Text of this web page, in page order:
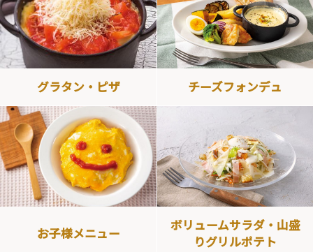
グラタン・ピザ チーズフォンデュ
お子様メニュー
ボリュームサラダ・山盛
りグリルポテト